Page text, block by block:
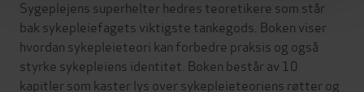
Sygeplejens superhelter hedres teoretikere som står
bak sykepleiefagets viktigste tankegods. Boken viser
hvordan sykepleieteori kan forbedre praksis og også
styrke sykepleiens identitet. Boken består av 10
kapitler som kaster lys over sykepleieteoriens røtter og